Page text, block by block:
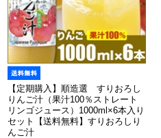
【定期購入】順造選 すりおろし
りんご汁（果汁100％ストレート
リンゴジュース）1000ml×6本入り
セット【送料無料】すりおろしり
んご汁